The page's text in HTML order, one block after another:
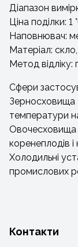
Діапазон
Ціна поділки: 1
Наповнювач:
Матеріал:
Метод
Сфери
Зерносховища
температури
Овочесховища
коренеплодів і
Холодильні
промислових
Контакти